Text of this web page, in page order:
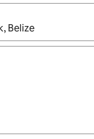
การสัมผัสหรือปัด เพื่อส